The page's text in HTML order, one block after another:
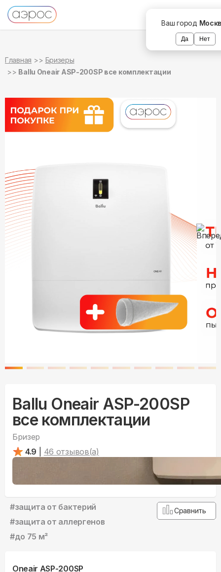
Ваш город
Да Нет
Главная
Бризеры
Ballu Oneair ASP-200SP все комплектации
Ballu Oneair ASP-200SP
все комплектации
Бризер
4.9
46 отзывов(а)
#защита от бактерий
#защита от аллергенов
#до 75 м²
Сравнить
Oneair ASP-200SP
в наличии
в наличии
в наличии
в наличии